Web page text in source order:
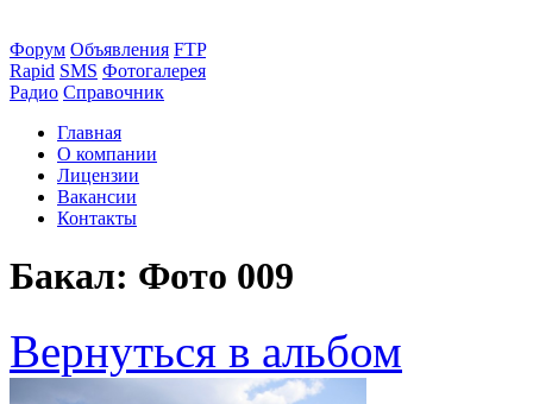
Форум Объявления FTP
Rapid SMS Фотогалерея
Радио Справочник
Главная
О компании
Лицензии
Вакансии
Контакты
Бакал: Фото 009
Вернуться в альбом